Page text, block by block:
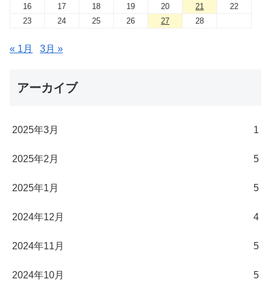
16
17 18 19 20 21
22
23
24 25 26 27 28
« 1月 3月 »
アーカイブ
2025年3月 1
2025年2月 5
2025年1月 5
2024年12月 4
2024年11月 5
2024年10月 5